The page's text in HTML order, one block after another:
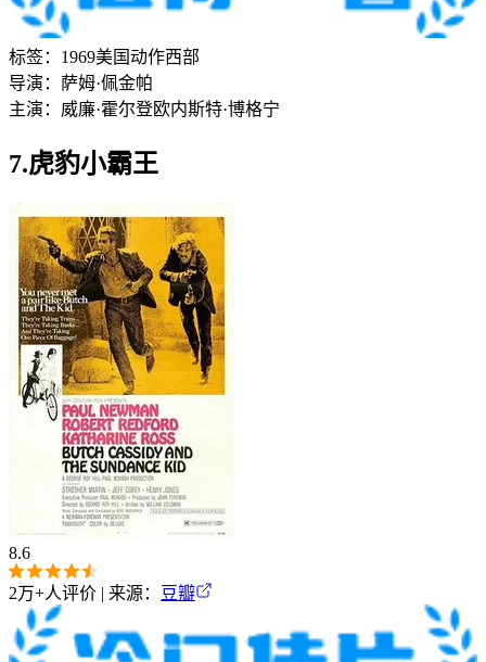
标签： 1969美国动作西部
导演： 萨姆·佩金帕
主演： 威廉·霍尔登欧内斯特·博格宁
7.虎豹小霸王
8.6
2万+人评价 | 来源： 豆瓣